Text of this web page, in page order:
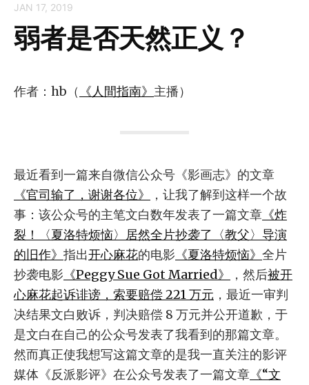
JAN 17, 2019
弱者是否天然正义？
作者：hb（ 《人間指南》 主播）
最近看到一篇来自微信公众号《影画志》的文章
《官司输了，谢谢各位》
，让我了解到这样一个故
事：该公众号的主笔文白数年发表了一篇文章 《炸
裂！〈夏洛特烦恼〉居然全片抄袭了〈教父〉导演
的旧作》 指出开心麻花的电影 《夏洛特烦恼》 全片
抄袭电影 《Peggy Sue Got Married》 ，然后被开
心麻花起诉诽谤，索要赔偿 221 万元 ，最近一审判
决结果文白败诉，判决赔偿 8 万元并公开道歉，于
是文白在自己的公众号发表了我看到的那篇文章。
然而真正使我想写这篇文章的是我一直关注的影评
媒体《反派影评》在公众号发表了一篇文章 《“文